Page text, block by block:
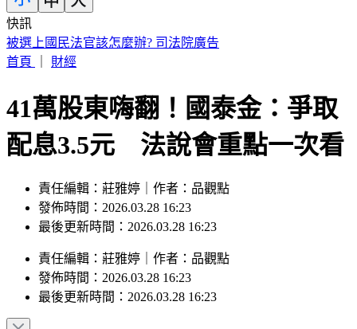
快訊
下週一颱風假？白海豚路徑更偏南了 1縣市恐陸警
首頁
財經
41萬股東嗨翻！國泰金：爭取
配息3.5元 法說會重點一次看
責任編輯：莊雅婷｜作者：品觀點
發佈時間：2026.03.28 16:23
最後更新時間：2026.03.28 16:23
責任編輯 ： 莊雅婷 作者 ： 品觀點
發佈時間： 2026.03.28 16:23
最後更新時間： 2026.03.28 16:23